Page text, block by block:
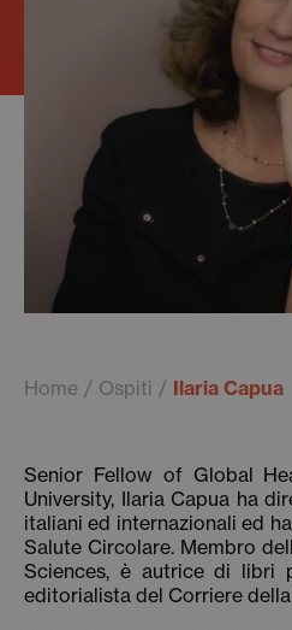
Home Ospiti Ilaria Capua
Senior Fellow of Global
University, Ilaria Capua ha
italiani ed internazionali ed
Salute Circolare. Membro
Sciences, è autrice di libri
editorialista del Corriere